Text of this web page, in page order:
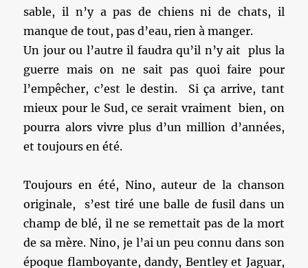
sable, il n’y a pas de chiens ni de chats, il
manque de tout, pas d’eau, rien à manger.
Un jour ou l’autre il faudra qu’il n’y ait plus la
guerre mais on ne sait pas quoi faire pour
l’empêcher, c’est le destin. Si ça arrive, tant
mieux pour le Sud, ce serait vraiment bien, on
pourra alors vivre plus d’un million d’années,
et toujours en été.
Toujours en été, Nino, auteur de la chanson
originale, s’est tiré une balle de fusil dans un
champ de blé, il ne se remettait pas de la mort
de sa mère. Nino, je l’ai un peu connu dans son
époque flamboyante, dandy, Bentley et Jaguar,